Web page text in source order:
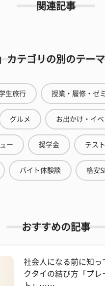
関連記事
カテゴリの別のテー
生旅行 授業・履修・ゼミ
グルメ お出かけ・イベ
ー 奨学金 テス
バイト体験談 格安
おすすめの記事
社会人になる前に知っ
クタイの結び方「プレ